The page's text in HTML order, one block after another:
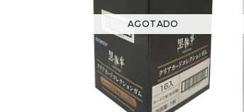
AGOTADO